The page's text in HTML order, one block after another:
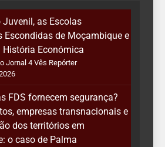
Juvenil, as Escolas
Escondidas de Moçambique e
História Económica
Jornal 4 Vês Repórter
FDS fornecem segurança?
empresas transnacionais e
dos territórios em
o caso de Palma